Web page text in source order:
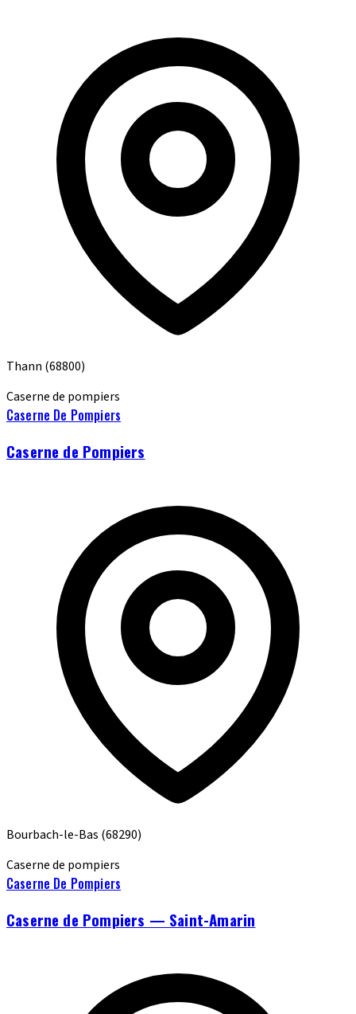
Thann (68800)
Caserne de pompiers
Caserne De Pompiers
Caserne de Pompiers
Bourbach-le-Bas (68290)
Caserne de pompiers
Caserne De Pompiers
Caserne de Pompiers — Saint-Amarin